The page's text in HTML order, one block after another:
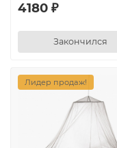
4180 ₽
Закончился
Лидер продаж!